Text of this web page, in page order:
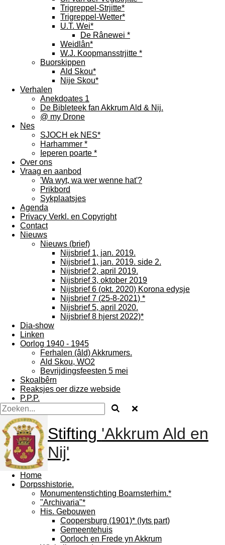
Trigreppel-Strjitte*
Trigreppel-Wetter*
U.T. Wei*
De Rânewei *
Weidlân*
W.J. Koopmansstrjitte *
Buorskippen
Ald Skou*
Nije Skou*
Verhalen
Anekdoates 1
De Bibleteek fan Akkrum Ald & Nij.
@ my Drone
Nes
SJOCH ek NES*
Harhammer *
Ieperen poarte *
Over ons
Vraag en aanbod
'Wa wyt, wa wer wenne hat'?
Prikbord
Sykplaatsjes
Agenda
Privacy Verkl. en Copyright
Contact
Nieuws
Nieuws (brief)
Nijsbrief 1, jan. 2019.
Nijsbrief 1, jan. 2019. side 2.
Nijsbrief 2, april 2019.
Nijsbrief 3, oktober 2019
Nijsbrief 6 (okt. 2020) Korona edysje
Nijsbrief 7 (25-8-2021) *
Nijsbrief 5, april 2020.
Nijsbrief 8 hjerst 2022)*
Dia-show
Linken
Oorlog 1940 - 1945
Ferhalen (âld) Akkrumers.
Ald Skou, WO2
Bevrijdingsfeesten 5 mei
Skoalbêrn
Reaksjes oer dizze webside
P.P.P.
Stifting 'Akkrum Ald en
Nij'
Home
Dorpsshistorie.
Monumentenstichting Boarnsterhim.*
"Archivaria"*
His. Gebouwen
Coopersburg (1901)* (lyts part)
Gemeentehuis
Oorloch en Frede yn Akkrum